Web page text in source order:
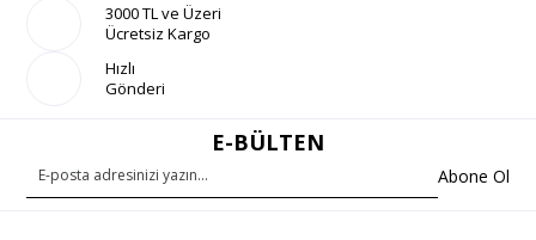
3000 TL ve Üzeri
Ücretsiz Kargo
Hızlı
Gönderi
E-BÜLTEN
Abone Ol